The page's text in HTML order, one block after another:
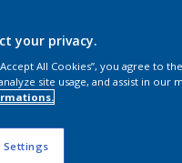
your privacy.
All Cookies”, you agree to
site usage, and assist in our
Settings